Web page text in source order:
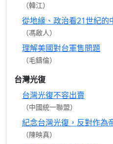
（韓江）
從地緣、政治看21世紀的
（馮啟人）
理解美國對台軍售問題
（毛鑄倫）
台灣光復
台灣光復不容出賣
（中國統一聯盟）
紀念台灣光復，反對作為
（陳映真）